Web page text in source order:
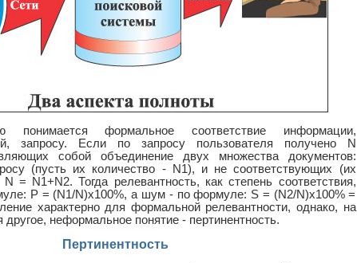
понимается формальное соответствие информации,
запросу. Если по запросу пользователя получено N
собой объединение двух множества документов:
(пусть их количество - N1), и не соответствующих (их
= N1+N2. Тогда релевантность, как степень соответствия,
Р = (N1/N)x100%, а шум - по формуле: S = (N2/N)x100% =
характерно для формальной релевантности, однако, на
другое, неформальное понятие - пертинентность.
Пертинентность